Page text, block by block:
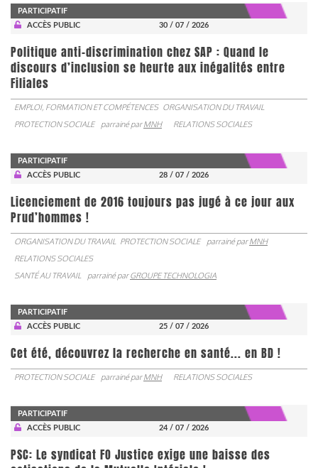
PARTICIPATIF
ACCÈS PUBLIC
30 / 07 / 2026
Politique anti-discrimination chez SAP : Quand le
discours d’inclusion se heurte aux inégalités entre
Filiales
EMPLOI, FORMATION ET COMPÉTENCES ORGANISATION DU TRAVAIL
PROTECTION SOCIALE
parrainé parMNH RELATIONS SOCIALES
PARTICIPATIF
ACCÈS PUBLIC
28 / 07 / 2026
Licenciement de 2016 toujours pas jugé à ce jour aux
Prud’hommes !
ORGANISATION DU TRAVAIL PROTECTION SOCIALE parrainé parMNH
RELATIONS SOCIALES
SANTÉ AU TRAVAIL
parrainé parGROUPE TECHNOLOGIA
PARTICIPATIF
ACCÈS PUBLIC
25 / 07 / 2026
Cet été, découvrez la recherche en santé... en BD !
PROTECTION SOCIALE parrainé parMNH RELATIONS SOCIALES
PARTICIPATIF
ACCÈS PUBLIC
24 / 07 / 2026
PSC: Le syndicat FO Justice exige une baisse des